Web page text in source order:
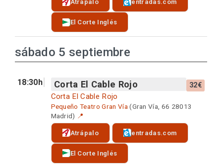
Atrápalo entradas.com
El Corte Inglés
sábado 5 septiembre
18:30h Corta El Cable Rojo 32€
Corta El Cable Rojo
Pequeño Teatro Gran Vía(Gran Vía, 66 28013
Madrid) 📍
Atrápalo entradas.com
El Corte Inglés